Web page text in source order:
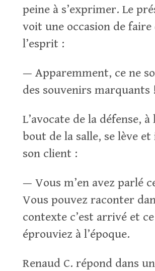
peine à s’exprimer. Le
voit une occasion de faire
l’esprit :
— Apparemment, ce ne
des souvenirs marquants !
L’avocate de la défense, à
bout de la salle, se lève
son client :
— Vous m’en avez parlé
Vous pouvez raconter
contexte c’est arrivé et
éprouviez à l’époque.
Renaud C. répond dans un